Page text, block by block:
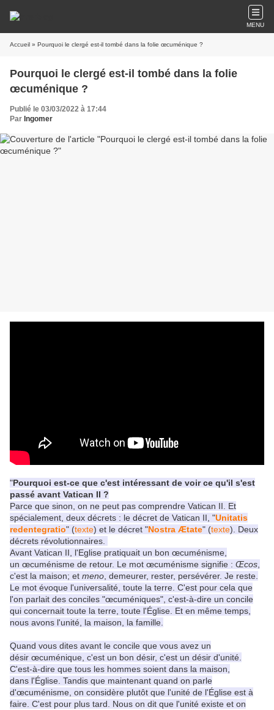
MENU
Accueil » Pourquoi le clergé est-il tombé dans la folie œcuménique ?
Pourquoi le clergé est-il tombé dans la folie
œcuménique ?
Publié le 03/03/2022 à 17:44
Par Ingomer
"Pourquoi est-ce que c'est intéressant de voir ce qu'il s'est
passé avant Vatican II ?
Parce que sinon, on ne peut pas comprendre Vatican II. Et
spécialement, deux décrets : le décret de Vatican II, "Unitatis
redentegratio" (texte) et le décret "Nostra Ætate" (texte). Deux
décrets révolutionnaires.
Avant Vatican II, l'Eglise pratiquait un bon œcuménisme,
un œcuménisme de retour. Le mot œcuménisme signifie : Œcos
c'est la maison; et meno , demeurer, rester, persévérer. Je reste.
Le mot évoque l'universalité, toute la terre. C'est pour cela que
l'on parlait des conciles "œcuméniques", c'est-à-dire un concile
qui concernait toute la terre, toute l'Église. Et en même temps,
nous avons l'unité, la maison, la famille.
Quand vous dites avant le concile que vous avez un
désir œcuménique, c'est un bon désir, c'est un désir d'unité.
C'est-à-dire que tous les hommes soient dans la maison,
dans l'Église. Tandis que maintenant quand on parle
d'œcuménisme, on considère plutôt que l'unité de l'Église est à
faire. C'est pour plus tard. Nous on dit que l'unité existe et on